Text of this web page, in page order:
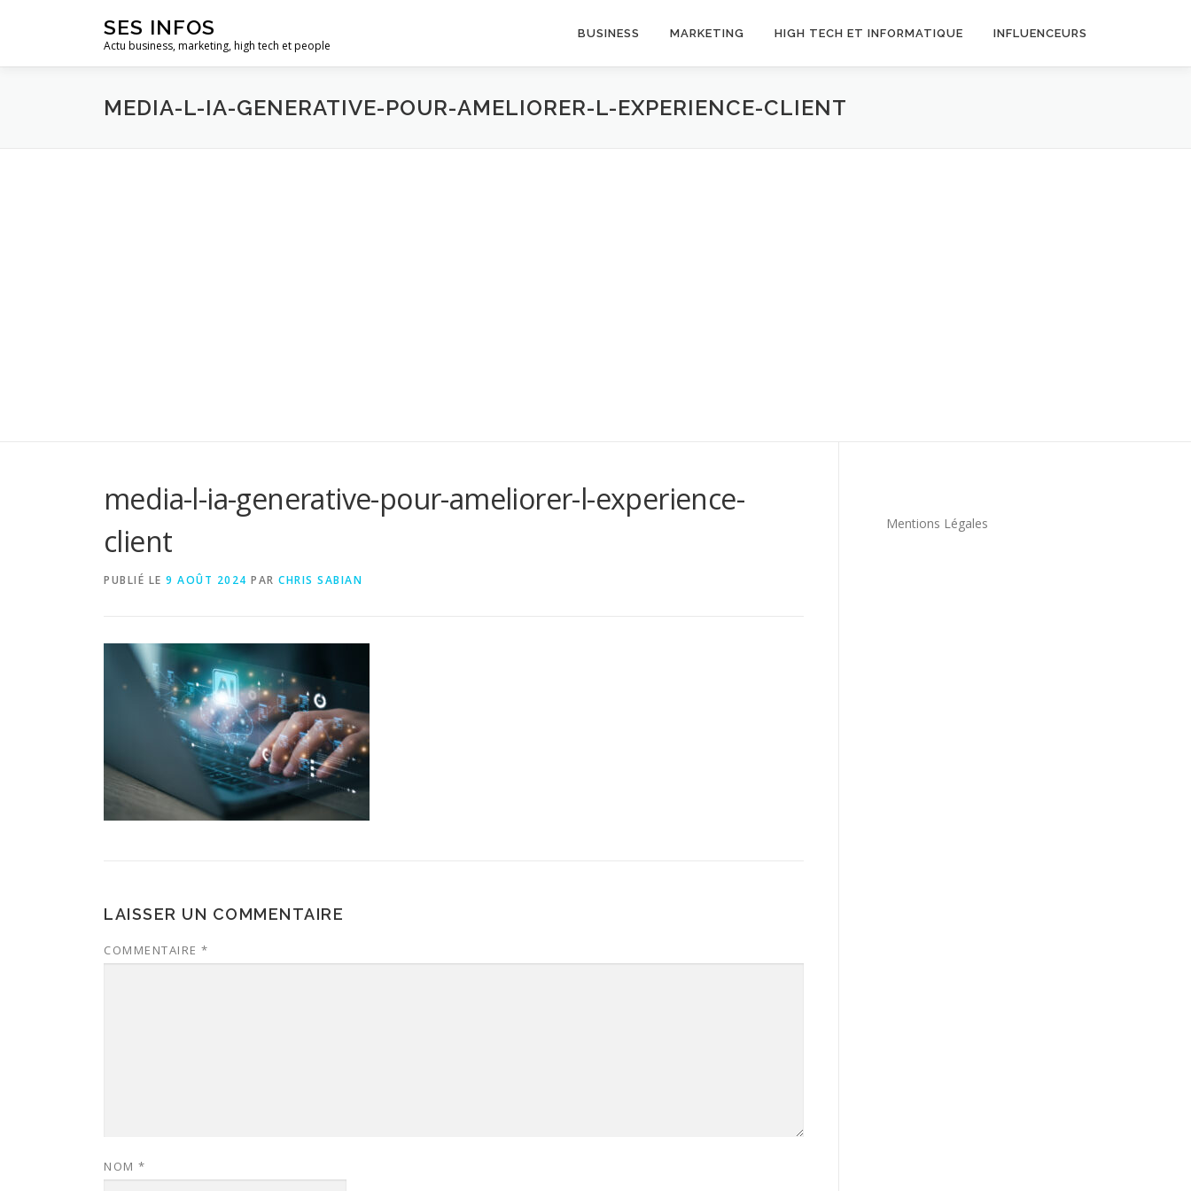
SES INFOS
Actu business, marketing, high tech et people
BUSINESS MARKETING HIGH TECH ET INFORMATIQUE INFLUENCEURS
MEDIA-L-IA-GENERATIVE-POUR-AMELIORER-L-EXPERIENCE-CLIENT
media-l-ia-generative-pour-ameliorer-l-experience-
client
PUBLIÉ LE 9 AOÛT 2024 PAR CHRIS SABIAN
LAISSER UN COMMENTAIRE
COMMENTAIRE *
NOM *
Mentions Légales